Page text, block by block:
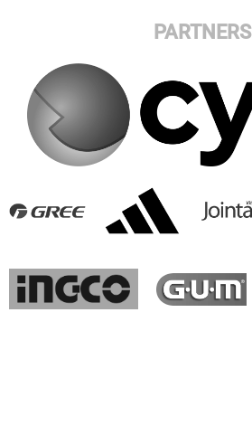
PARTNERS